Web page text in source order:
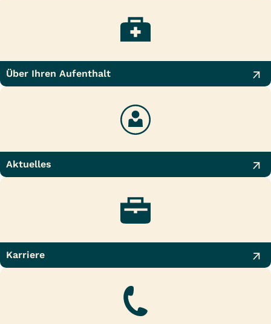
Über Ihren Aufenthalt
Aktuelles
Karriere